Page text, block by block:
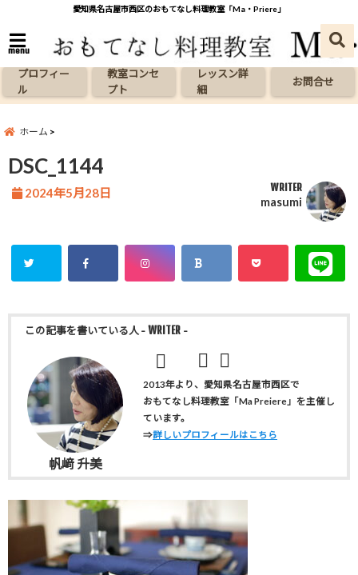
愛知県名古屋市西区のおもてなし料理教室「Ma・Priere」
menu
プロフィー
ル
教室コンセ
プト
レッスン詳
細
お問合せ
ホーム
DSC_1144
2024年5月28日 WRITER
masumi
この記事を書いている人 - WRITER -
2013年より、愛知県名古屋市西区で
おもてなし料理教室「Ma Preiere」を主催し
ています。
⇒詳しいプロフィールはこちら
帆﨑 升美